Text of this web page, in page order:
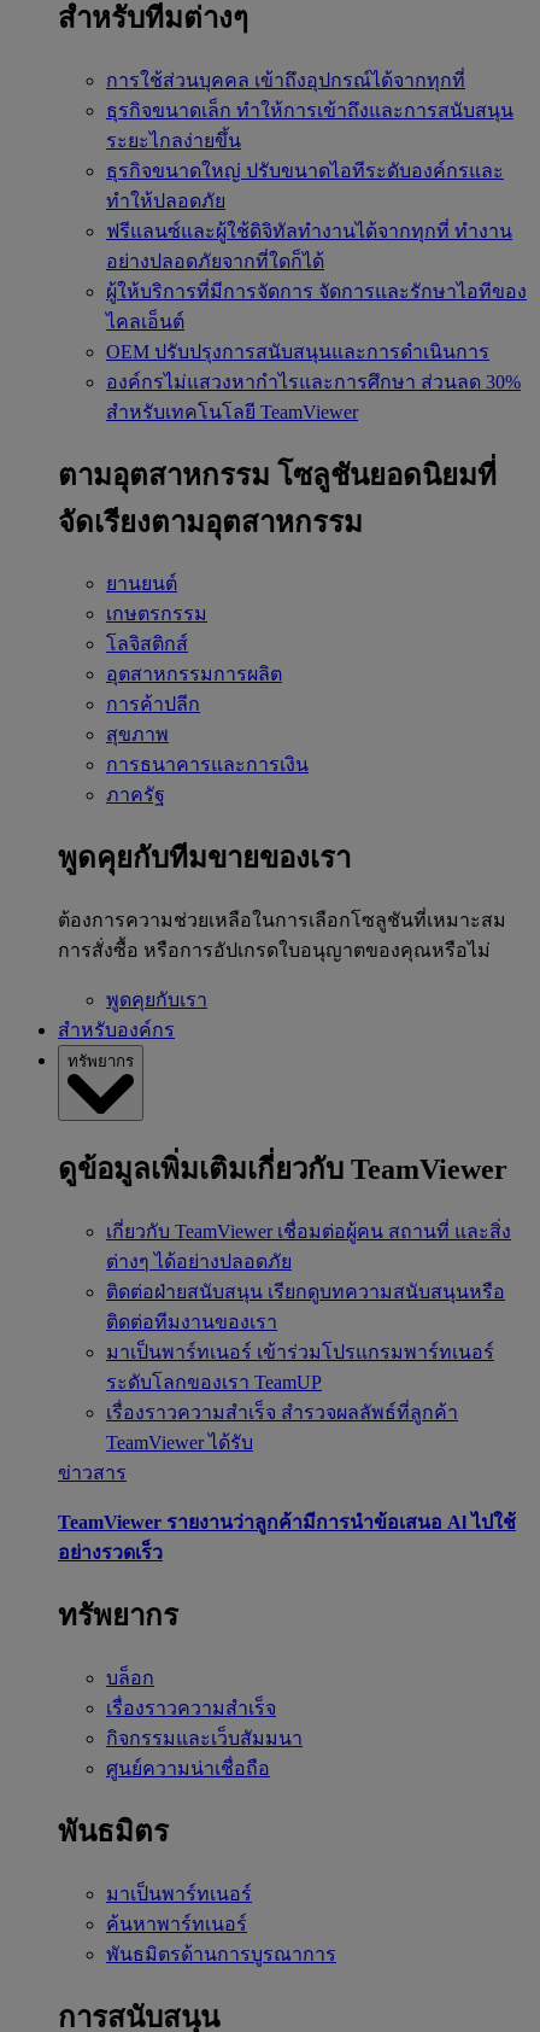
สำหรับทีมต่างๆ
การใช้ส่วนบุคคล เข้าถึงอุปกรณ์ได้จากทุกที่
ธุรกิจขนาดเล็ก ทำให้การเข้าถึงและการสนับสนุน
ระยะไกลง่ายขึ้น
ธุรกิจขนาดใหญ่ ปรับขนาดไอทีระดับองค์กรและ
ทำให้ปลอดภัย
ฟรีแลนซ์และผู้ใช้ดิจิทัลทำงานได้จากทุกที่ ทำงาน
อย่างปลอดภัยจากที่ใดก็ได้
ผู้ให้บริการที่มีการจัดการ จัดการและรักษาไอทีของ
ไคลเอ็นต์
OEM ปรับปรุงการสนับสนุนและการดำเนินการ
องค์กรไม่แสวงหากำไรและการศึกษา ส่วนลด 30%
สำหรับเทคโนโลยี TeamViewer
ตามอุตสาหกรรม โซลูชันยอดนิยมที่
จัดเรียงตามอุตสาหกรรม
ยานยนต์
เกษตรกรรม
โลจิสติกส์
อุตสาหกรรมการผลิต
การค้าปลีก
สุขภาพ
การธนาคารและการเงิน
ภาครัฐ
พูดคุยกับทีมขายของเรา
ต้องการความช่วยเหลือในการเลือกโซลูชันที่เหมาะสม
การสั่งซื้อ หรือการอัปเกรดใบอนุญาตของคุณหรือไม่
พูดคุยกับเรา
สำหรับองค์กร
ทรัพยากร
ดูข้อมูลเพิ่มเติมเกี่ยวกับ TeamViewer
เกี่ยวกับ TeamViewer เชื่อมต่อผู้คน สถานที่ และสิ่ง
ต่างๆ ได้อย่างปลอดภัย
ติดต่อฝ่ายสนับสนุน เรียกดูบทความสนับสนุนหรือ
ติดต่อทีมงานของเรา
มาเป็นพาร์ทเนอร์ เข้าร่วมโปรแกรมพาร์ทเนอร์
ระดับโลกของเรา TeamUP
เรื่องราวความสำเร็จ สำรวจผลลัพธ์ที่ลูกค้า
TeamViewer ได้รับ
ข่าวสาร
TeamViewer รายงานว่าลูกค้ามีการนำข้อเสนอ Al ไปใช้
อย่างรวดเร็ว
ทรัพยากร
บล็อก
เรื่องราวความสำเร็จ
กิจกรรมและเว็บสัมมนา
ศูนย์ความน่าเชื่อถือ
พันธมิตร
มาเป็นพาร์ทเนอร์
ค้นหาพาร์ทเนอร์
พันธมิตรด้านการบูรณาการ
การสนับสนุน